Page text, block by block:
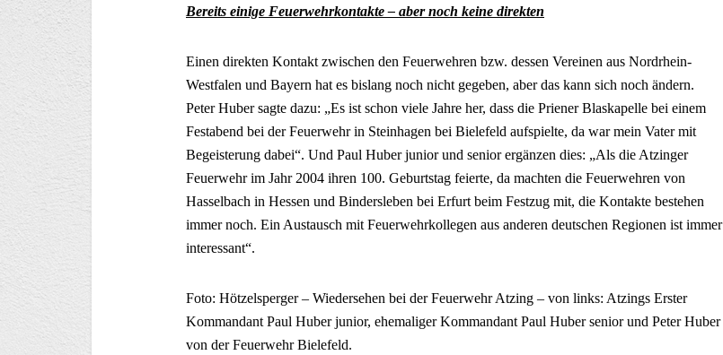
Bereits einige Feuerwehrkontakte – aber noch keine direkten
Einen direkten Kontakt zwischen den Feuerwehren bzw. dessen Vereinen aus Nordrhein-
Westfalen und Bayern hat es bislang noch nicht gegeben, aber das kann sich noch ändern.
Peter Huber sagte dazu: „Es ist schon viele Jahre her, dass die Priener Blaskapelle bei einem
Festabend bei der Feuerwehr in Steinhagen bei Bielefeld aufspielte, da war mein Vater mit
Begeisterung dabei“. Und Paul Huber junior und senior ergänzen dies: „Als die Atzinger
Feuerwehr im Jahr 2004 ihren 100. Geburtstag feierte, da machten die Feuerwehren von
Hasselbach in Hessen und Bindersleben bei Erfurt beim Festzug mit, die Kontakte bestehen
immer noch. Ein Austausch mit Feuerwehrkollegen aus anderen deutschen Regionen ist immer
interessant“.
Foto: Hötzelsperger – Wiedersehen bei der Feuerwehr Atzing – von links: Atzings Erster
Kommandant Paul Huber junior, ehemaliger Kommandant Paul Huber senior und Peter Huber
von der Feuerwehr Bielefeld.